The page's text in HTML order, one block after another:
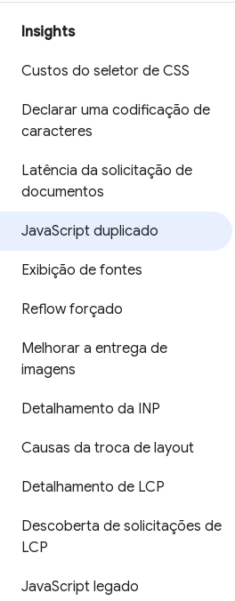
Insights
Custos do seletor de CSS
Declarar uma codificação de
caracteres
Latência da solicitação de
documentos
JavaScript duplicado
Exibição de fontes
Reflow forçado
Melhorar a entrega de
imagens
Detalhamento da INP
Causas da troca de layout
Detalhamento de LCP
Descoberta de solicitações de
LCP
JavaScript legado